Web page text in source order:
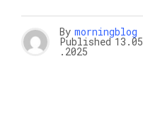
By morningblog
Published 13.05
.2025